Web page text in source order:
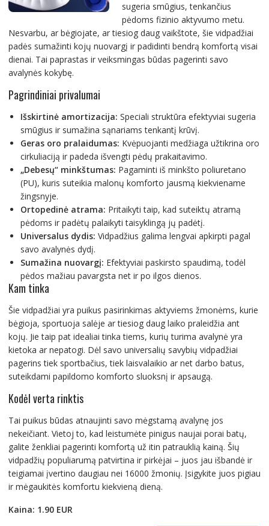
sugeria smūgius, tenkančius
pėdoms fizinio aktyvumo metu.
Nesvarbu, ar bėgiojate, ar tiesiog daug vaikštote, šie vidpadžiai
padės sumažinti kojų nuovargį ir padidinti bendrą komfortą visai
dienai. Tai paprastas ir veiksmingas būdas pagerinti savo
avalynės kokybę.
Pagrindiniai privalumai
Išskirtinė amortizacija: Speciali struktūra efektyviai sugeria
smūgius ir sumažina sąnariams tenkantį krūvį.
Geras oro pralaidumas: Kvėpuojanti medžiaga užtikrina oro
cirkuliaciją ir padeda išvengti pėdų prakaitavimo.
„Debesų“ minkštumas: Pagaminti iš minkšto poliuretano
(PU), kuris suteikia malonų komforto jausmą kiekviename
žingsnyje.
Ortopedinė atrama: Pritaikyti taip, kad suteiktų atramą
pėdoms ir padėtų palaikyti taisyklingą jų padėtį.
Universalus dydis: Vidpadžius galima lengvai apkirpti pagal
savo avalynės dydį.
Sumažina nuovargį: Efektyviai paskirsto spaudimą, todėl
pėdos mažiau pavargsta net ir po ilgos dienos.
Kam tinka
Šie vidpadžiai yra puikus pasirinkimas aktyviems žmonėms, kurie
bėgioja, sportuoja salėje ar tiesiog daug laiko praleidžia ant
kojų. Jie taip pat idealiai tinka tiems, kurių turima avalynė yra
kietoka ar nepatogi. Dėl savo universalių savybių vidpadžiai
pagerins tiek sportbačius, tiek laisvalaikio ar net darbo batus,
suteikdami papildomo komforto sluoksnį ir apsaugą.
Kodėl verta rinktis
Tai puikus būdas atnaujinti savo mėgstamą avalynę jos
nekeičiant. Vietoj to, kad leistumėte pinigus naujai porai batų,
galite ženkliai pagerinti komfortą už itin patrauklią kainą. Šių
vidpadžių populiarumą patvirtina ir pirkėjai – juos jau išbandė ir
teigiamai įvertino daugiau nei 16000 žmonių. Įsigykite juos pigiau
ir mėgaukitės komfortu kiekvieną dieną.
Kaina: 1.90 EUR